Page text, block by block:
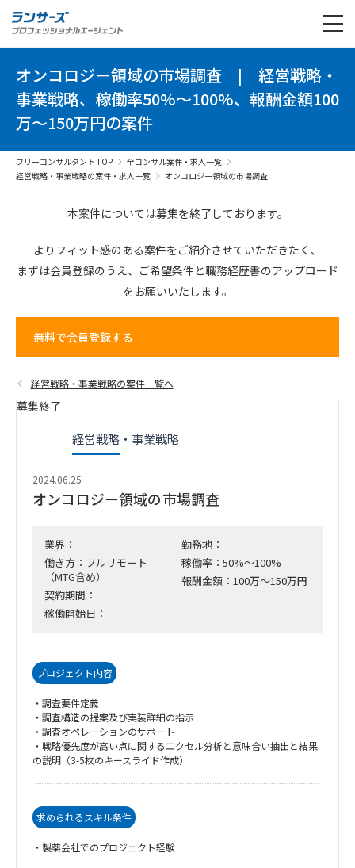
オンコロジー領域の市場調査 | 経営戦略・
事業戦略、稼働率50%～100%、報酬金額100
万～150万円の案件
フリーコンサルタント TOP
全コンサル案件・求人一覧
経営戦略・事業戦略の案件・求人一覧
オンコロジー領域の市場調査
本案件については募集を終了しております。
よりフィット感のある案件をご紹介させていただきたく、
まずは会員登録のうえ、 ご希望条件と職務経歴書のアップロード
をお願いいたします。
無料で会員登録する
経営戦略・事業戦略の案件一覧へ
募集終了
経営戦略・事業戦略
2024.06.25
オンコロジー領域の市場調査
業界：
働き方：フルリモート
（MTG含め）
契約期間：
稼働開始日：
勤務地：
稼働率：50%～100%
報酬金額：100万～150万円
プロジェクト内容
・調査要件定義
・調査構造の提案及び実装詳細の指示
・調査オペレーションのサポート
・戦略優先度が高い点に関するエクセル分析と意味合い抽出と結果
の説明（3-5枚のキースライド作成）
求められるスキル条件
・製薬会社でのプロジェクト経験